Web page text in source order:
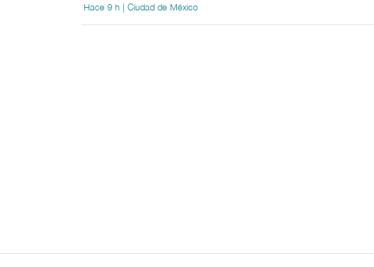
Hace 9 h | Ciudad de México